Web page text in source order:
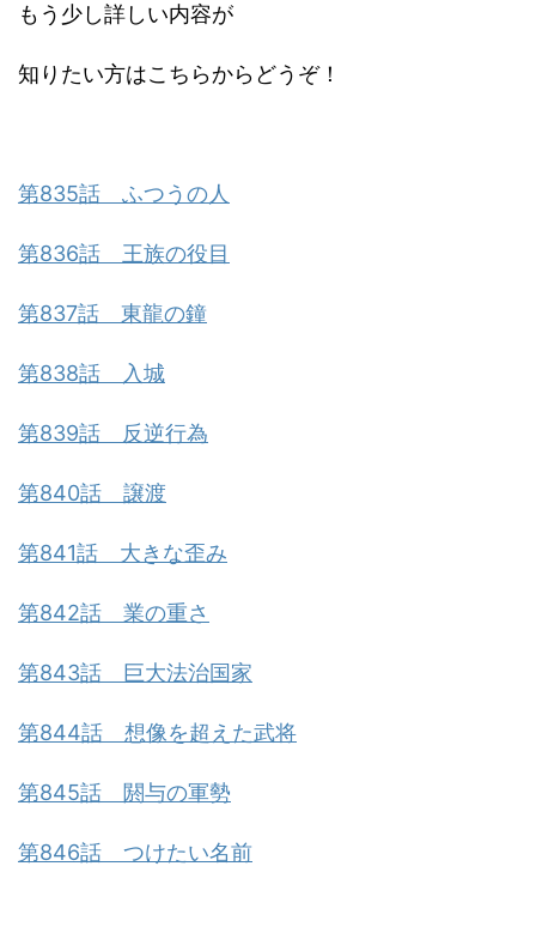
もう少し詳しい内容が
知りたい方はこちらからどうぞ！
第835話 ふつうの人
第836話 王族の役目
第837話 東龍の鐘
第838話 入城
第839話 反逆行為
第840話 譲渡
第841話 大きな歪み
第842話 業の重さ
第843話 巨大法治国家
第844話 想像を超えた武将
第845話 閼与の軍勢
第846話 つけたい名前